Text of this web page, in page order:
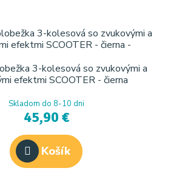
3-kolesová so zvukovými a
efektmi SCOOTER - čierna
Skladom do 8-10 dni
45,90 €
Košík